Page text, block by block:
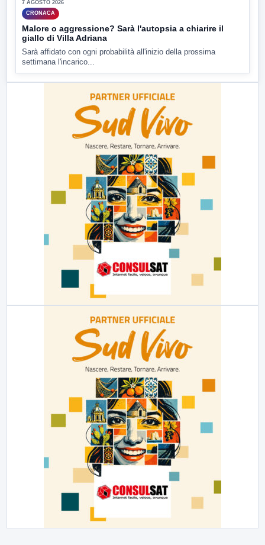
7 AGOSTO 2026
CRONACA
Malore o aggressione? Sarà l'autopsia a chiarire il
giallo di Villa Adriana
Sarà affidato con ogni probabilità all'inizio della prossima
settimana l'incarico...